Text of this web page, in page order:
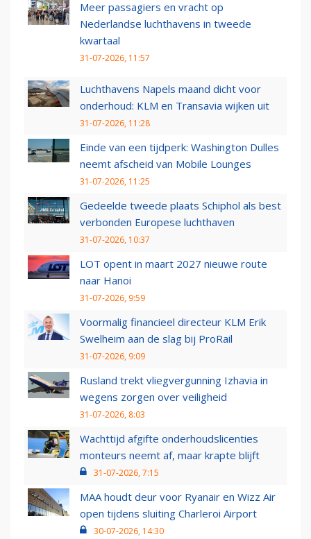
Meer passagiers en vracht op
Nederlandse luchthavens in tweede
kwartaal
31-07-2026, 11:57
Luchthavens Napels maand dicht voor
onderhoud: KLM en Transavia wijken uit
31-07-2026, 11:28
Einde van een tijdperk: Washington Dulles
neemt afscheid van Mobile Lounges
31-07-2026, 11:25
Gedeelde tweede plaats Schiphol als best
verbonden Europese luchthaven
31-07-2026, 10:37
LOT opent in maart 2027 nieuwe route
naar Hanoi
31-07-2026, 9:59
Voormalig financieel directeur KLM Erik
Swelheim aan de slag bij ProRail
31-07-2026, 9:09
Rusland trekt vliegvergunning Izhavia in
wegens zorgen over veiligheid
31-07-2026, 8:03
Wachttijd afgifte onderhoudslicenties
monteurs neemt af, maar krapte blijft
31-07-2026, 7:15
MAA houdt deur voor Ryanair en Wizz Air
open tijdens sluiting Charleroi Airport
30-07-2026, 14:30